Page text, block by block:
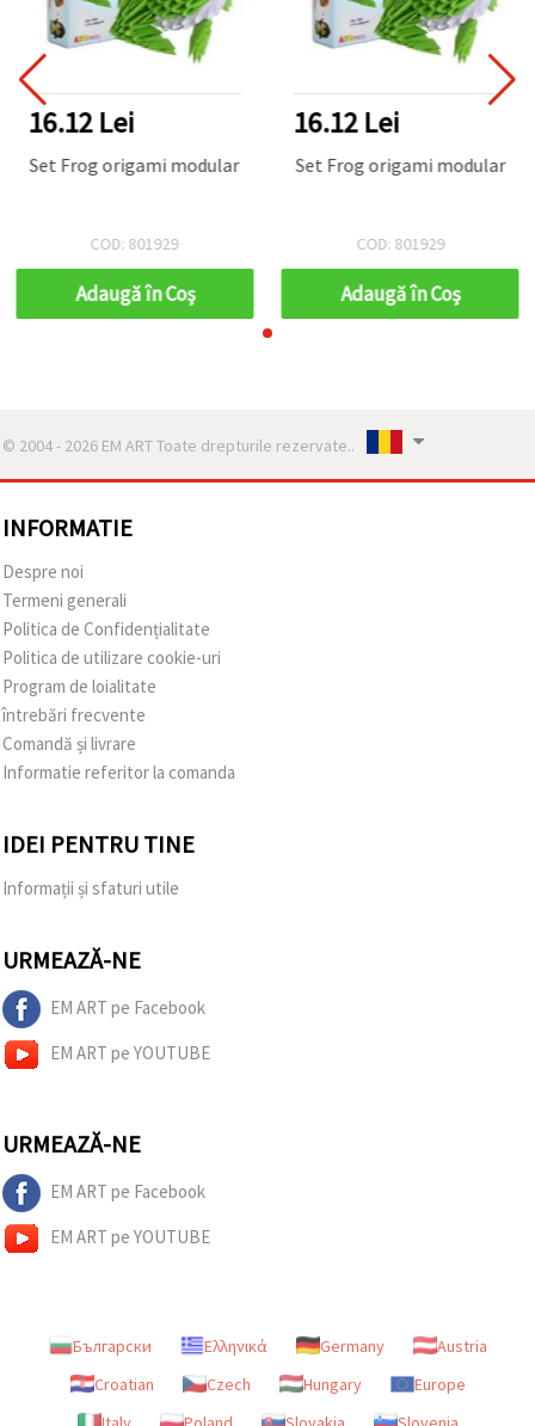
16.12 Lei
Set Frog origami modular
COD: 801929
Adaugă în Coş
16.12 Lei
Set Frog origami modular
COD: 801929
Adaugă în Coş
© 2004 - 2026 EM ART Toate drepturile rezervate..
INFORMATIE
Despre noi
Termeni generali
Politica de Confidențialitate
Politica de utilizare cookie-uri
Program de loialitate
întrebări frecvente
Comandă și livrare
Informatie referitor la comanda
IDEI PENTRU TINE
Informații și sfaturi utile
URMEAZĂ-NE
EM ART pe Facebook
EM ART pe YOUTUBE
URMEAZĂ-NE
EM ART pe Facebook
EM ART pe YOUTUBE
Български Ελληνικά Germany
Austria
Croatian
Czech Hungary
Europe